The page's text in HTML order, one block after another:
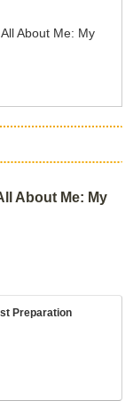
About Me: My
About Me: My
Preparation